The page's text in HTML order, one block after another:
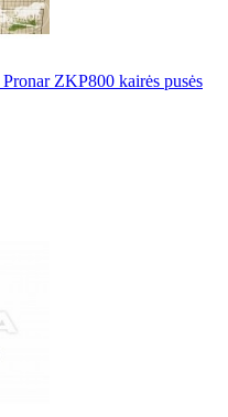
ZKP800 kairės pusės